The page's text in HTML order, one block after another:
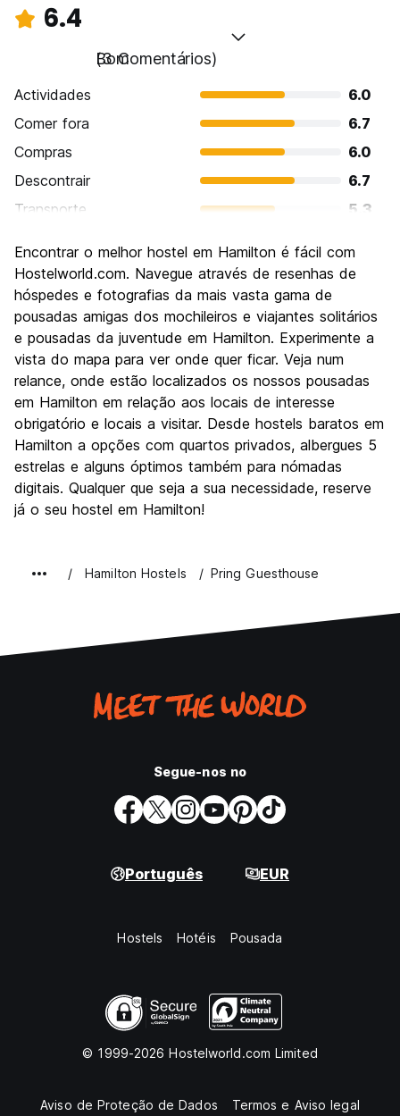
6.4
Bom
(3 Comentários)
Actividades
6.0
Comer fora
6.7
Compras
6.0
Descontrair
6.7
Transporte
5.3
Cultura
6.7
Festas / vida noturna
Custo-beneficio
7.3
Encontrar o melhor hostel em Hamilton é fácil com
Hostelworld.com. Navegue através de resenhas de
hóspedes e fotografias da mais vasta gama de
pousadas amigas dos mochileiros e viajantes solitários
e pousadas da juventude em Hamilton. Experimente a
vista do mapa para ver onde quer ficar. Veja num
relance, onde estão localizados os nossos pousadas
em Hamilton em relação aos locais de interesse
obrigatório e locais a visitar. Desde hostels baratos em
Hamilton a opções com quartos privados, albergues 5
estrelas e alguns óptimos também para nómadas
digitais. Qualquer que seja a sua necessidade, reserve
já o seu hostel em Hamilton!
Hamilton Hostels Pring Guesthouse
Segue-nos no
Português EUR
Hostels Hotéis Pousada
© 1999-2026 Hostelworld.com Limited
Aviso de Proteção de Dados Termos e Aviso legal